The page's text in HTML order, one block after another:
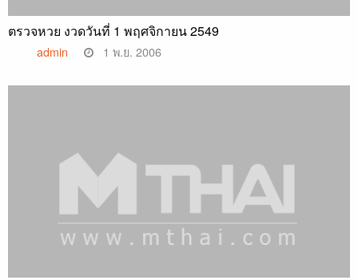
ตรวจหวย งวดวันที่ 1 พฤศจิกายน 2549
admin 1 พ.ย. 2006